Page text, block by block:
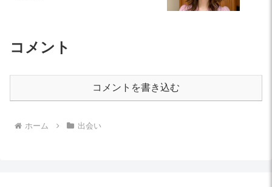
コメント
コメントを書き込む
ホーム 出会い